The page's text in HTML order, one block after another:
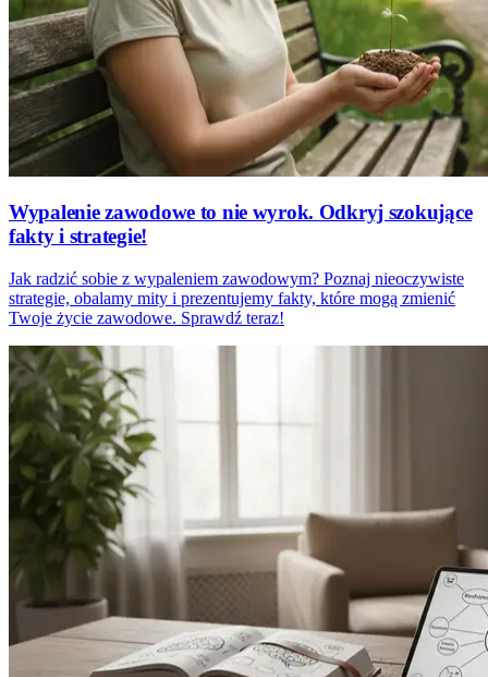
Wypalenie zawodowe to nie wyrok. Odkryj szokujące
fakty i strategie!
Jak radzić sobie z wypaleniem zawodowym? Poznaj nieoczywiste
strategie, obalamy mity i prezentujemy fakty, które mogą zmienić
Twoje życie zawodowe. Sprawdź teraz!